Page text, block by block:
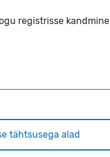
registrisse kandmine
tähtsusega alad